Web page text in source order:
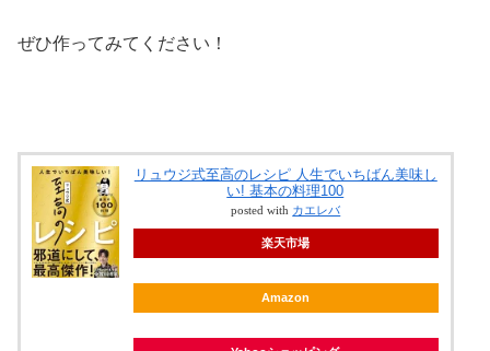
ぜひ作ってみてください！
リュウジ式至高のレシピ 人生でいちばん美味し
い! 基本の料理100
posted with カエレバ
楽天市場
Amazon